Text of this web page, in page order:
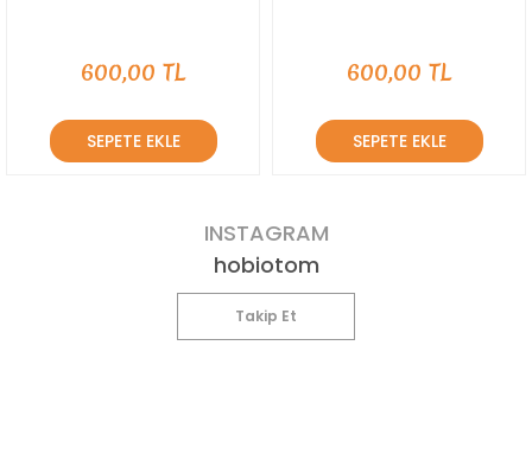
600,00 TL
SEPETE EKLE
600,00 TL
SEPETE EKLE
INSTAGRAM
hobiotom
Takip Et